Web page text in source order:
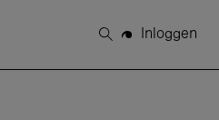
Zoeken
Inloggen